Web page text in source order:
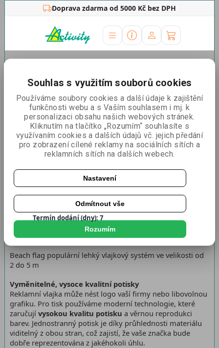
Doprava zdarma od 5000 Kč bez DPH
Reklamní vlajka Zoom Edge
3+1 zdarma
Katalogové číslo:UF-ZME
Termín dodání (dny): 7
Skladem > 5 ks
Beach flag populární lehký vlajkový systém ve velikosti od
2 do 5 m
Vyměnitelné, vysoce kvalitní potisky
Reklamní vlajka může nést logo vaší firmy nebo libovolnou
grafiku. Pro tisk používáme moderní technologie, které
zaručují vysokou kvalitu potisku a věrnou reprodukci
barev. Jednostranný potisk je díky průhlednosti materiálu
viditelný z obou stran, což zajistí, že vaše značka bude
dobře reprezentována z jakéhokoli úhlu.
Souhlas s využitím souborů cookies
Používáme soubory cookies a další údaje k zajištění
funkčnosti webu a s Vaším souhlasem i mj. k
personalizaci obsahu našich webových stránek.
Kliknutím na tlačítko „Rozumím“ souhlasíte s
využívaním cookies a dalších údajů vč. jejich předání
pro zobrazení cílené reklamy na sociálních sítích a
reklamních sítích na dalších webech.
Nastavení
Odmítnout vše
Rozumím